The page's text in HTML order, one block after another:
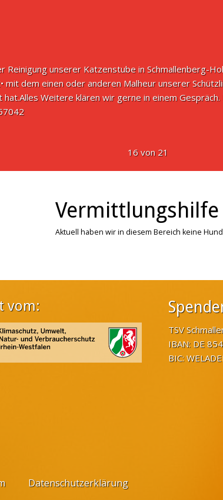
unserer Katzenstube in Schmallenberg-
dem einen oder anderen Malheur unserer
Weitere klären wir gerne in einem
16 von 21
Vermittlungshilfe
Aktuell haben wir in diesem Bereich keine
vom:
TSV
IBAN: DE
BIC:
Datenschutzerklärung